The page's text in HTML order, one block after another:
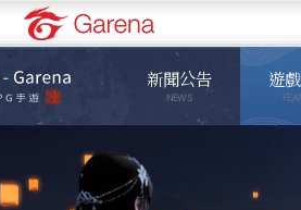
新聞公告
NEWS
遊